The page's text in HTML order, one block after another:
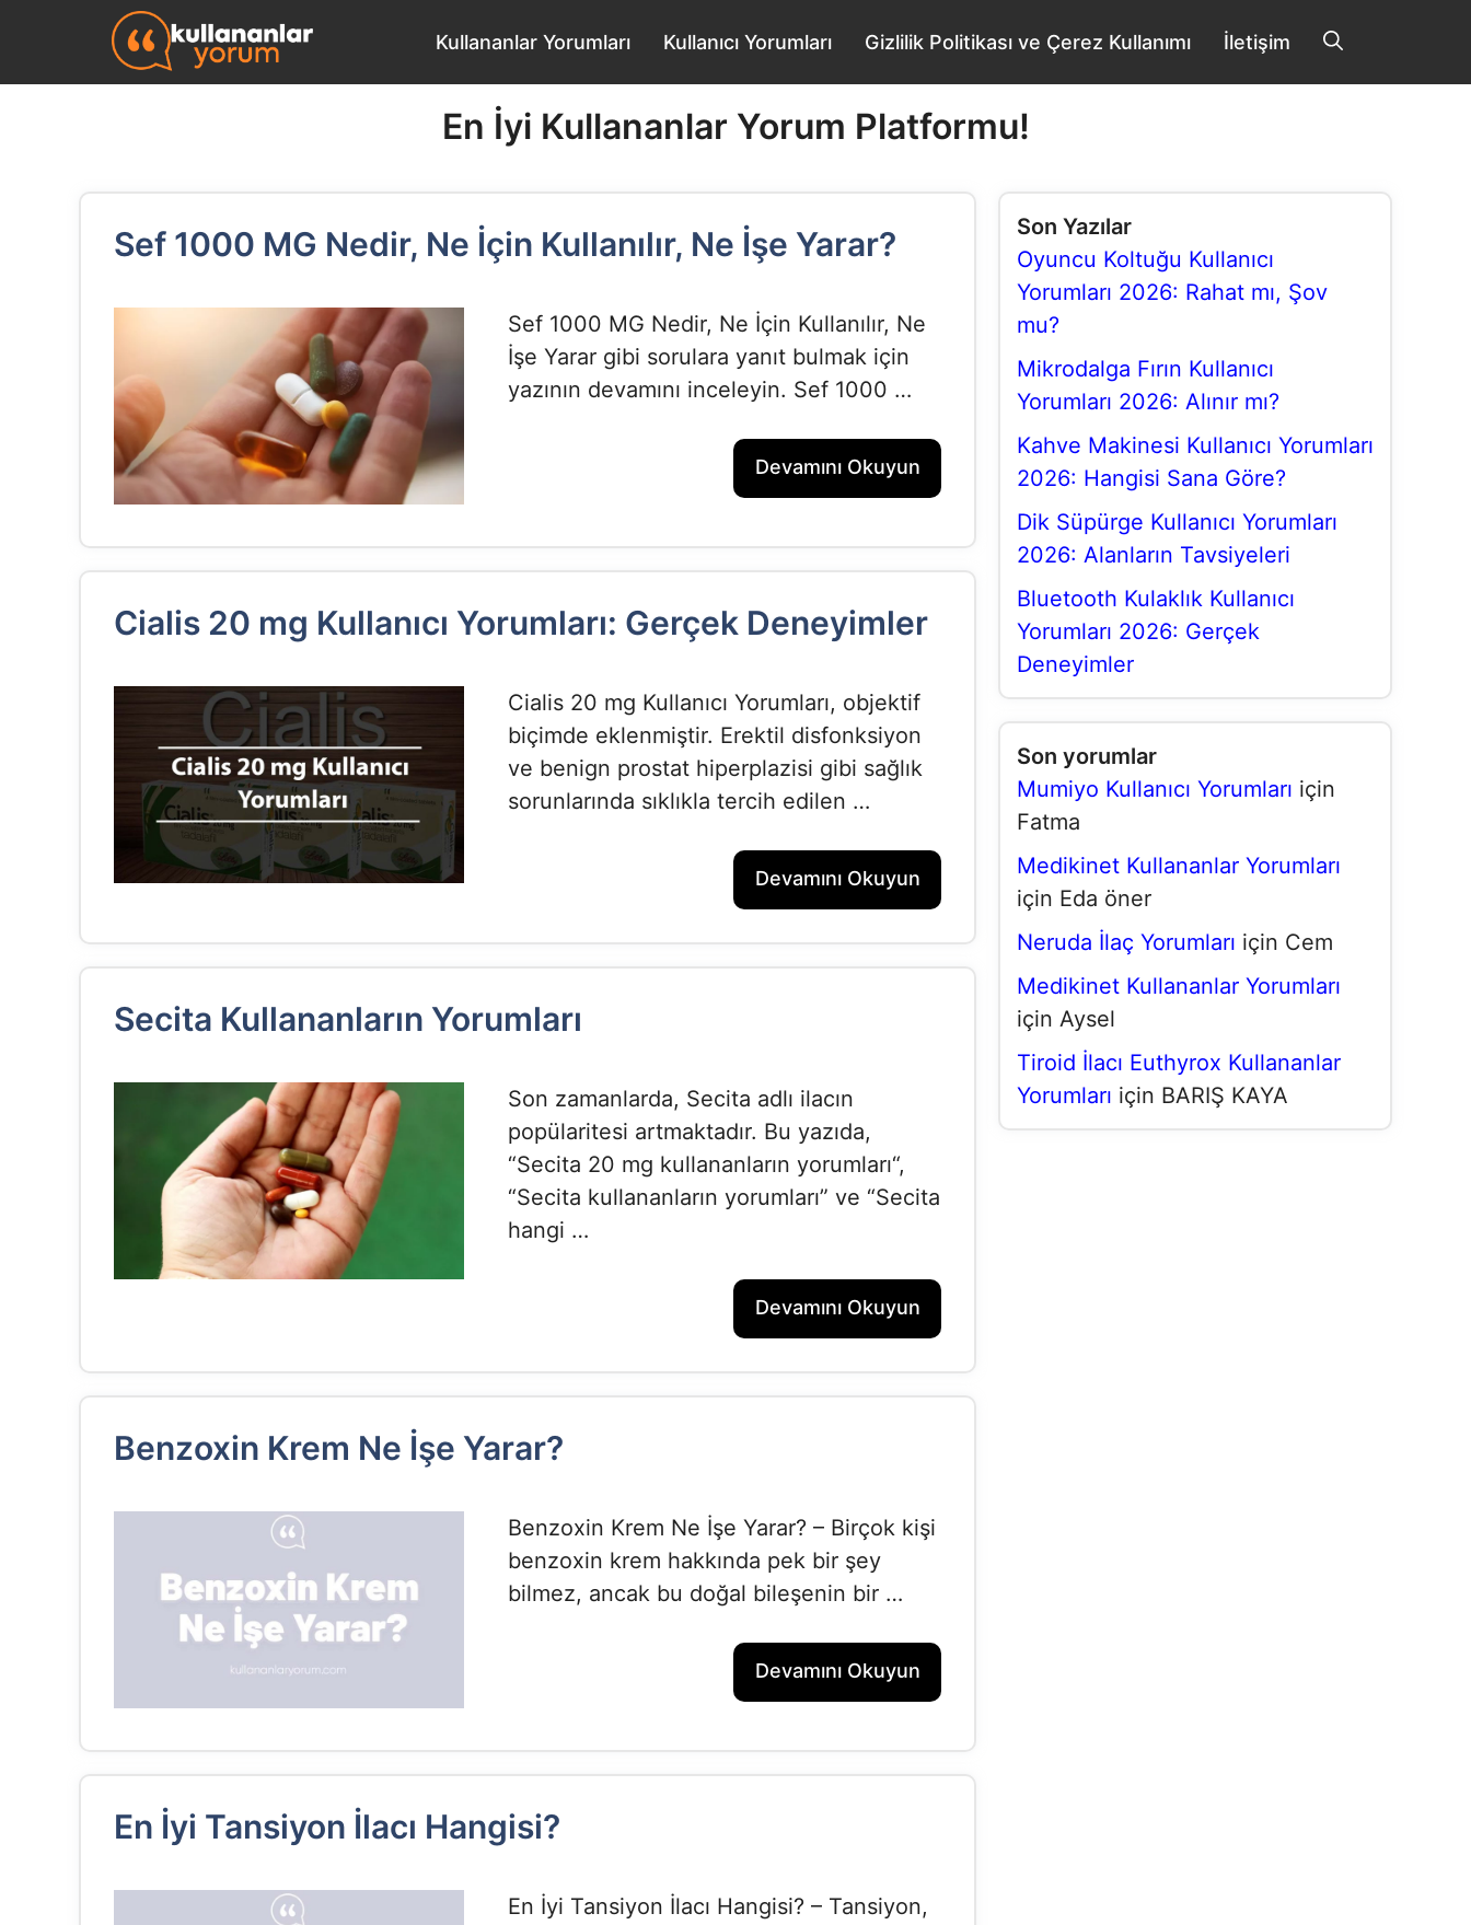
Kullananlar Yorumları Kullanıcı Yorumları Gizlilik Politikası ve Çerez Kullanımı İletişim
En İyi Kullananlar Yorum Platformu!
Sef 1000 MG Nedir, Ne İçin Kullanılır, Ne İşe Yarar?
Sef 1000 MG Nedir, Ne İçin Kullanılır, Ne
İşe Yarar gibi sorulara yanıt bulmak için
yazının devamını inceleyin. Sef 1000 …
Devamını Okuyun
Cialis 20 mg Kullanıcı Yorumları: Gerçek Deneyimler
Cialis 20 mg Kullanıcı Yorumları, objektif
biçimde eklenmiştir. Erektil disfonksiyon
ve benign prostat hiperplazisi gibi sağlık
sorunlarında sıklıkla tercih edilen …
Devamını Okuyun
Secita Kullananların Yorumları
Son zamanlarda, Secita adlı ilacın
popülaritesi artmaktadır. Bu yazıda,
“Secita 20 mg kullananların yorumları“,
“Secita kullananların yorumları” ve “Secita
hangi …
Devamını Okuyun
Benzoxin Krem Ne İşe Yarar?
Benzoxin Krem Ne İşe Yarar? – Birçok kişi
benzoxin krem hakkında pek bir şey
bilmez, ancak bu doğal bileşenin bir …
Devamını Okuyun
En İyi Tansiyon İlacı Hangisi?
En İyi Tansiyon İlacı Hangisi? – Tansiyon,
Son Yazılar
Oyuncu Koltuğu Kullanıcı
Yorumları 2026: Rahat mı, Şov
mu?
Mikrodalga Fırın Kullanıcı
Yorumları 2026: Alınır mı?
Kahve Makinesi Kullanıcı Yorumları
2026: Hangisi Sana Göre?
Dik Süpürge Kullanıcı Yorumları
2026: Alanların Tavsiyeleri
Bluetooth Kulaklık Kullanıcı
Yorumları 2026: Gerçek
Deneyimler
Son yorumlar
Mumiyo Kullanıcı Yorumları için
Fatma
Medikinet Kullananlar Yorumları
için Eda öner
Neruda İlaç Yorumları için Cem
Medikinet Kullananlar Yorumları
için Aysel
Tiroid İlacı Euthyrox Kullananlar
Yorumları için BARIŞ KAYA